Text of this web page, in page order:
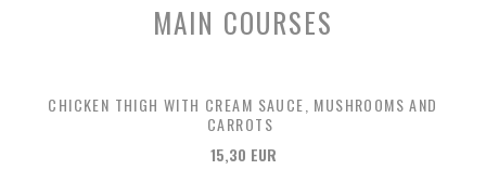
MAIN COURSES
CHICKEN THIGH WITH CREAM SAUCE, MUSHROOMS AND
CARROTS
15,30 EUR